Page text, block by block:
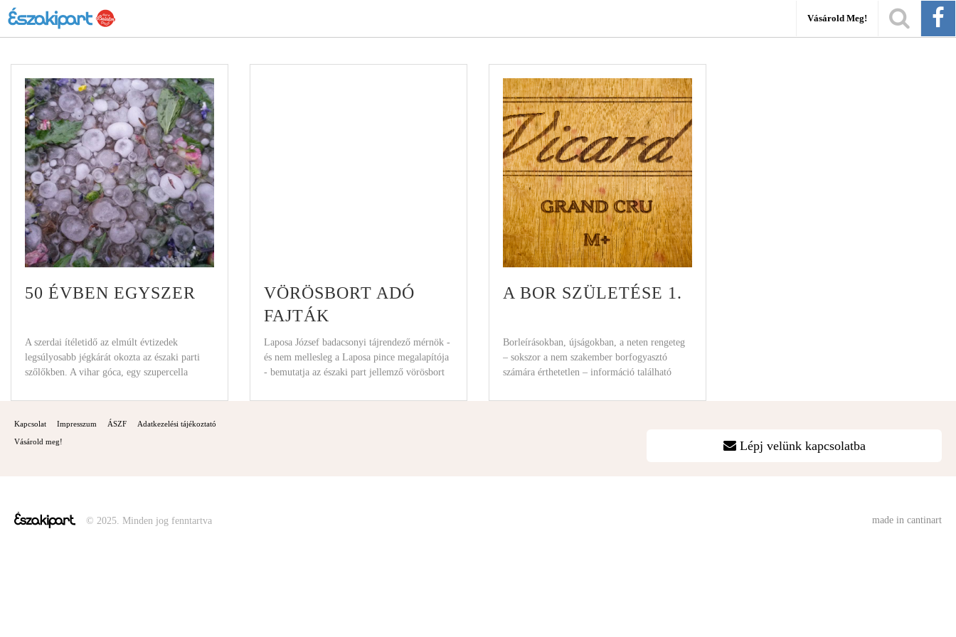
Vásárold Meg!
50 ÉVBEN EGYSZER
A szerdai ítéletidő az elmúlt évtizedek
legsúlyosabb jégkárát okozta az északi parti
szőlőkben. A vihar góca, egy szupercella
VÖRÖSBORT ADÓ
FAJTÁK
Laposa József badacsonyi tájrendező mérnök -
és nem mellesleg a Laposa pince megalapítója
- bemutatja az északi part jellemző vörösbort
A BOR SZÜLETÉSE 1.
Borleírásokban, újságokban, a neten rengeteg
– sokszor a nem szakember borfogyasztó
számára érthetetlen – információ található
Kapcsolat Impresszum ÁSZF Adatkezelési tájékoztató
Vásárold meg! Lépj velünk kapcsolatba
© 2025. Minden jog fenntartva made in cantinart